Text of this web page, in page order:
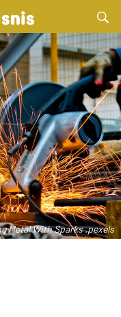
Metal With Sparks .pexels